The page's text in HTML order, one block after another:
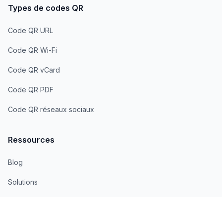
Types de codes QR
Code QR URL
Code QR Wi-Fi
Code QR vCard
Code QR PDF
Code QR réseaux sociaux
Ressources
Blog
Solutions